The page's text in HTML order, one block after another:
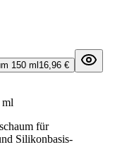
150 ml 16,96 €
ml
für
Silikonbasis-